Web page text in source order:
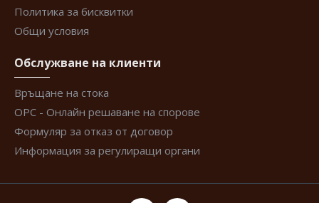
Политика за бисквитки
Общи условия
Обслужване на клиенти
Връщане на стока
ОРС - Онлайн решаване на спорове
Формуляр за отказ от договор
Информация за регулиращи органи